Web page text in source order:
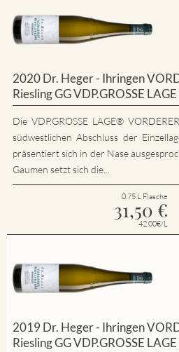
2020 Dr. Heger - Ihringen
Riesling GG VDP.GROSSE LAGE
Die VDP.GROSSE LAGE®
südwestlichen Abschluss der
präsentiert sich in der Nase
Gaumen setzt sich die...
0.75 L Flasche
31,50 €
42.00€/L
2019 Dr. Heger - Ihringen
Riesling GG VDP.GROSSE LAGE